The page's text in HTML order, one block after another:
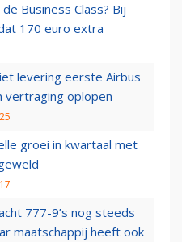
Business Class? Bij
170 euro extra
levering eerste Airbus
vertraging oplopen
groei in kwartaal met
777-9’s nog steeds
maatschappij heeft ook